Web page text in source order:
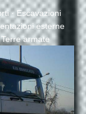
· Escavazioni
esterne
armate